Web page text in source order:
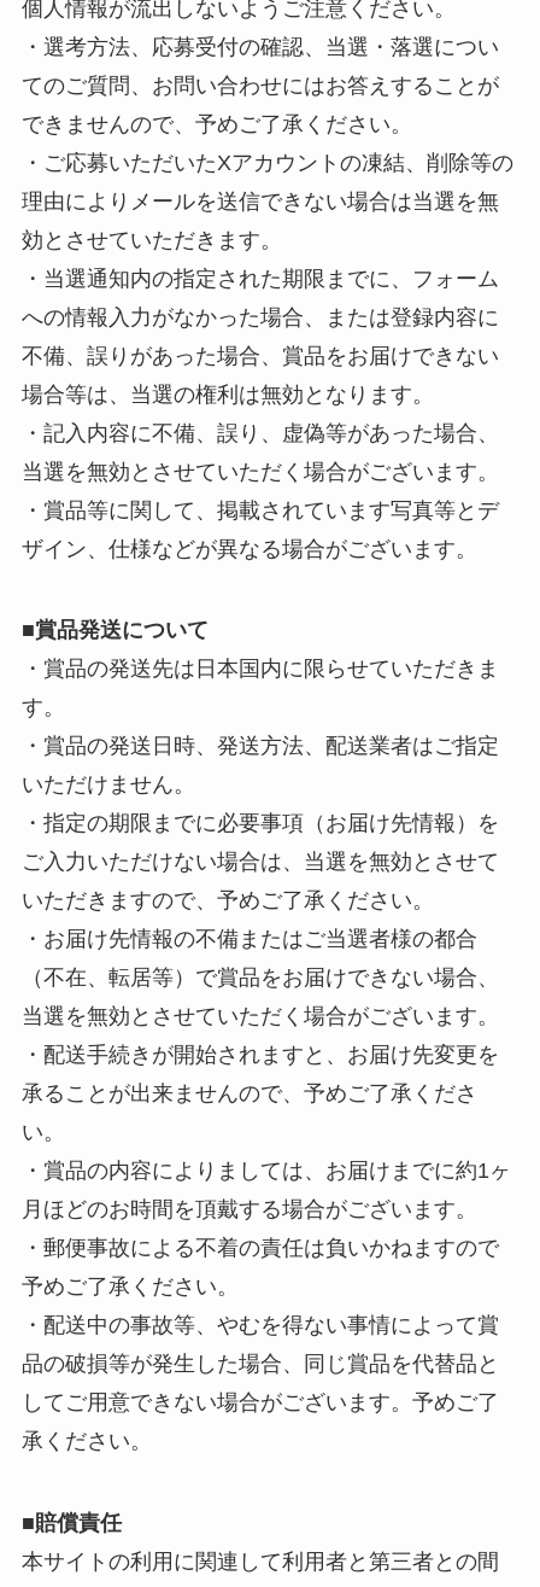
個人情報が流出しないようご注意ください。
・選考方法、応募受付の確認、当選・落選につい
てのご質問、お問い合わせにはお答えすることが
できませんので、予めご了承ください。
・ご応募いただいたXアカウントの凍結、削除等の
理由によりメールを送信できない場合は当選を無
効とさせていただきます。
・当選通知内の指定された期限までに、フォーム
への情報入力がなかった場合、または登録内容に
不備、誤りがあった場合、賞品をお届けできない
場合等は、当選の権利は無効となります。
・記入内容に不備、誤り、虚偽等があった場合、
当選を無効とさせていただく場合がございます。
・賞品等に関して、掲載されています写真等とデ
ザイン、仕様などが異なる場合がございます。
■賞品発送について
・賞品の発送先は日本国内に限らせていただきま
す。
・賞品の発送日時、発送方法、配送業者はご指定
いただけません。
・指定の期限までに必要事項（お届け先情報）を
ご入力いただけない場合は、当選を無効とさせて
いただきますので、予めご了承ください。
・お届け先情報の不備またはご当選者様の都合
（不在、転居等）で賞品をお届けできない場合、
当選を無効とさせていただく場合がございます。
・配送手続きが開始されますと、お届け先変更を
承ることが出来ませんので、予めご了承くださ
い。
・賞品の内容によりましては、お届けまでに約1ヶ
月ほどのお時間を頂戴する場合がございます。
・郵便事故による不着の責任は負いかねますので
予めご了承ください。
・配送中の事故等、やむを得ない事情によって賞
品の破損等が発生した場合、同じ賞品を代替品と
してご用意できない場合がございます。予めご了
承ください。
■賠償責任
本サイトの利用に関連して利用者と第三者との間